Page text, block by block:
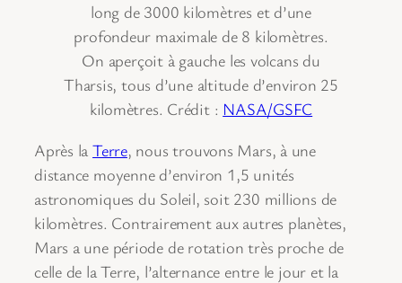
long de 3000 kilomètres et d’une
profondeur maximale de 8 kilomètres.
On aperçoit à gauche les volcans du
Tharsis, tous d’une altitude d’environ 25
kilomètres. Crédit : NASA/GSFC
Après laTerre, nous trouvons Mars, à une
distance moyenne d’environ 1,5 unités
astronomiques du Soleil, soit 230 millions de
kilomètres. Contrairement aux autres planètes,
Mars a une période de rotation très proche de
celle de la Terre, l’alternance entre le jour et la